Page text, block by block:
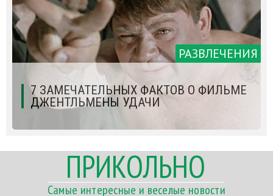
РАЗВЛЕЧЕНИЯ
7 ЗАМЕЧАТЕЛЬНЫХ ФАКТОВ О ФИЛЬМЕ
ДЖЕНТЛЬМЕНЫ УДАЧИ
ПРИКОЛЬНО
Самые интересные и веселые новости